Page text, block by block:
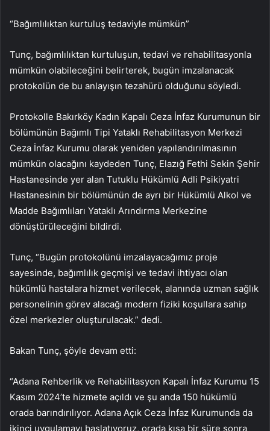
“Bağımlılıktan kurtuluş tedaviyle mümkün”
Tunç, bağımlılıktan kurtuluşun, tedavi ve rehabilitasyonla
mümkün olabileceğini belirterek, bugün imzalanacak
protokolün de bu anlayışın tezahürü olduğunu söyledi.
Protokolle Bakırköy Kadın Kapalı Ceza İnfaz Kurumunun bir
bölümünün Bağımlı Tipi Yataklı Rehabilitasyon Merkezi
Ceza İnfaz Kurumu olarak yeniden yapılandırılmasının
mümkün olacağını kaydeden Tunç, Elazığ Fethi Sekin Şehir
Hastanesinde yer alan Tutuklu Hükümlü Adli Psikiyatri
Hastanesinin bir bölümünün de ayrı bir Hükümlü Alkol ve
Madde Bağımlıları Yataklı Arındırma Merkezine
dönüştürüleceğini bildirdi.
Tunç, “Bugün protokolünü imzalayacağımız proje
sayesinde, bağımlılık geçmişi ve tedavi ihtiyacı olan
hükümlü hastalara hizmet verilecek, alanında uzman sağlık
personelinin görev alacağı modern fiziki koşullara sahip
özel merkezler oluşturulacak.” dedi.
Bakan Tunç, şöyle devam etti:
“Adana Rehberlik ve Rehabilitasyon Kapalı İnfaz Kurumu 15
Kasım 2024’te hizmete açıldı ve şu anda 150 hükümlü
orada barındırılıyor. Adana Açık Ceza İnfaz Kurumunda da
ikinci uygulamayı başlatıyoruz, orada kısa bir süre sonra